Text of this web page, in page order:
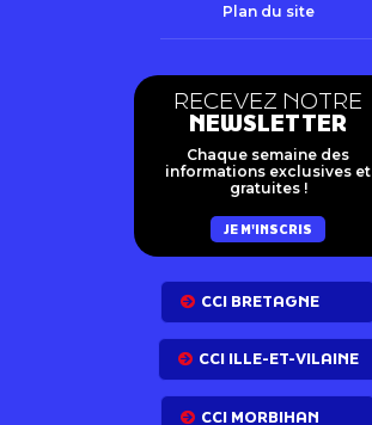
Plan du site
RECEVEZ NOTRE
NEWSLETTER
Chaque semaine des
informations exclusives et
gratuites !
JE M'INSCRIS
CCI BRETAGNE
CCI ILLE-ET-VILAINE
CCI MORBIHAN